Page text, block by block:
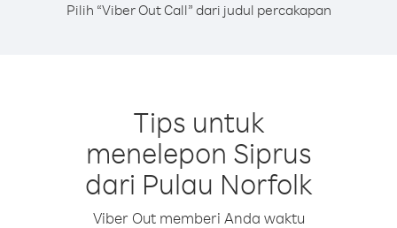
Pilih “Viber Out Call” dari judul percakapan
Tips untuk
menelepon Siprus
dari Pulau Norfolk
Viber Out memberi Anda waktu